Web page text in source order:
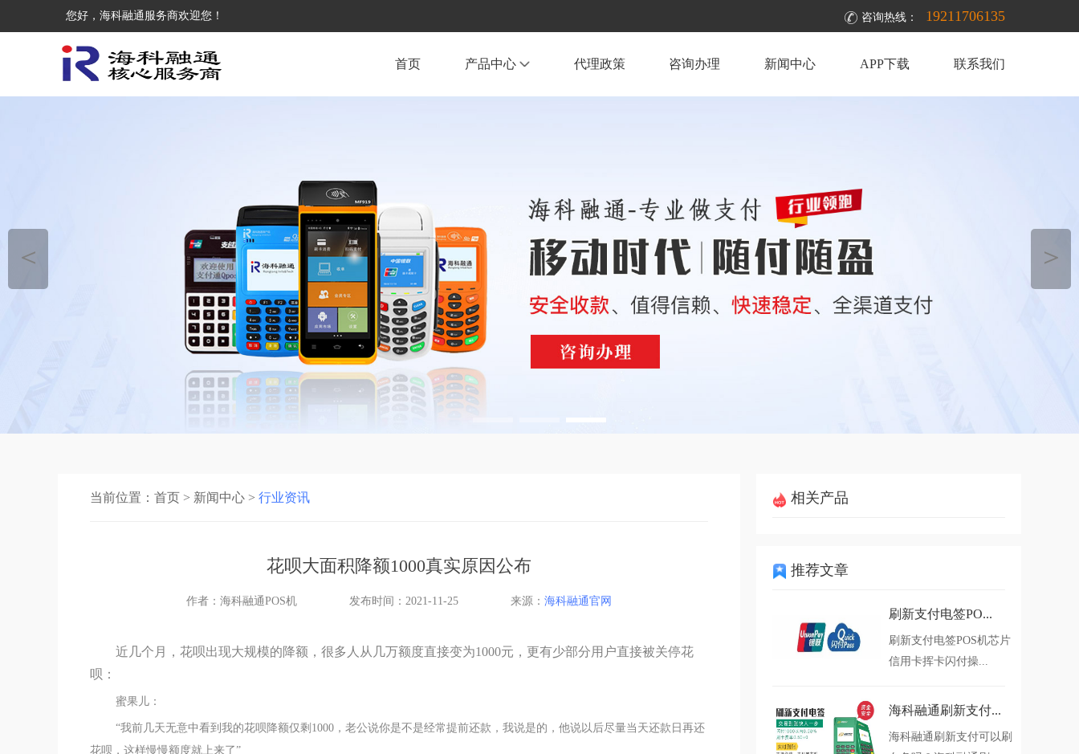
您好，海科融通服务商欢迎您！ 咨询热线： 19211706135
首页 产品中心 代理政策 咨询办理 新闻中心 APP下载 联系我们
＜ ＞
当前位置： 首页 > 新闻中心 > 行业资讯
花呗大面积降额1000真实原因公布
作者：海科融通POS机 发布时间：2021-11-25 来源： 海科融通官网
近几个月，花呗出现大规模的降额，很多人从几万额度直接变为1000元，更有少部分用户直接被关停花
呗：
蜜果儿：
“我前几天无意中看到我的花呗降额仅剩1000，老公说你是不是经常提前还款，我说是的，他说以后尽量当天还款日再还
花呗，这样慢慢额度就上来了”
相关产品
推荐文章
刷新支付电签PO...
刷新支付电签POS机芯片
信用卡挥卡闪付操...
海科融通刷新支付...
海科融通刷新支付可以刷